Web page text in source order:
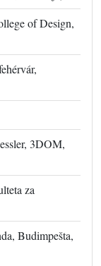
of Design,
3DOM,
za
Budimpešta,